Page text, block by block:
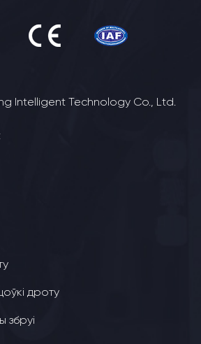
Intelligent Technology Co., Ltd.
дроту